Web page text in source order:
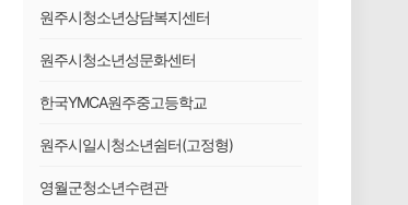
원주시청소년상담복지센터
원주시청소년성문화센터
한국YMCA원주중고등학교
원주시일시청소년쉼터(고정형)
영월군청소년수련관